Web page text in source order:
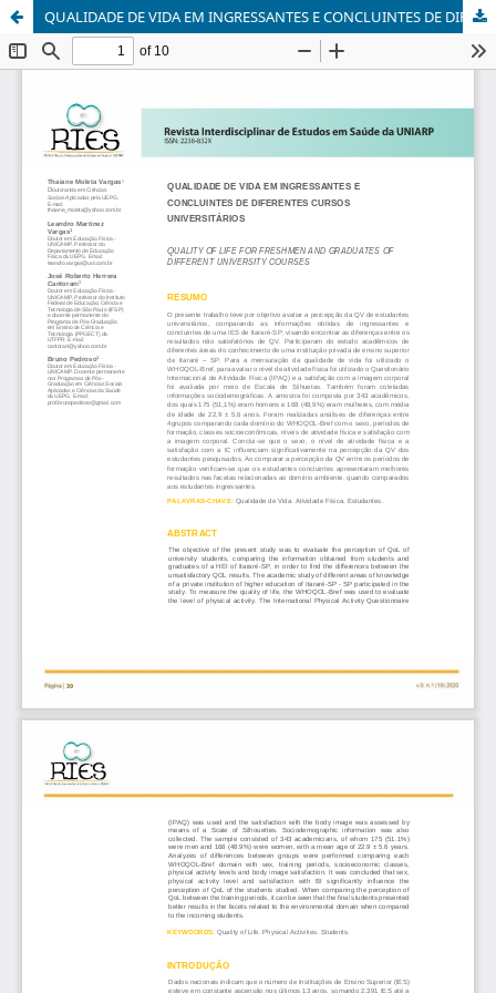
QUALIDADE DE VIDA EM INGRESSANTES E CONCLUINTES DE DIFERENTES CURSOS UNIVERSITÁRIOS